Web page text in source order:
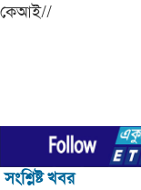
কেআই//
সংশ্লিষ্ট খবর